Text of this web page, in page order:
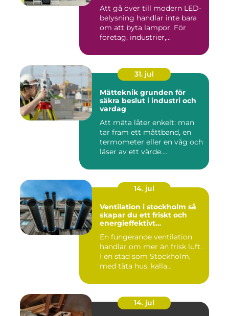
Att gå över till modern LED-
belysning handlar inte bara
om att byta lampor. För
företag, industrier,...
31. jul
Mätteknik grunden för
säkra beslut i industri och
vardag
Att mäta låter enkelt: man
tar fram ett måttband, en
termometer eller en våg och
läser av ett värde....
14. jul
Ventilation i stockholm så
skapar du ett friskt och
energieffektivt
En fungerande ventilation
handlar om mer än frisk luft.
I en stad som Stockholm,
med täta hus, kalla...
14. jul